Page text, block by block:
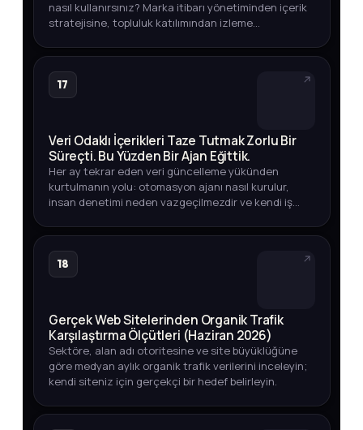
nasıl kullanırsınız? Marka itibarı yönetiminden içerik
stratejisine, topluluk katılımından izleme
17
Veri Odaklı İçerikleri Taze Tutmak Zorlu Bir
Süreçti. Bu Yüzden Bir Ajan Eğittik.
Her ay tekrar eden veri güncelleme yükünden
kurtulmanın yolu: otomasyon ajanı nasıl kurulur,
insan denetimi neden vazgeçilmezdir ve kendi iş
18
Gerçek Web Sitelerinden Organik Trafik
Karşılaştırma Ölçütleri (Haziran 2026)
Sektöre, alan adı otoritesine ve site büyüklüğüne
göre medyan aylık organik trafik verilerini inceleyin;
kendi siteniz için gerçekçi bir hedef belirleyin.